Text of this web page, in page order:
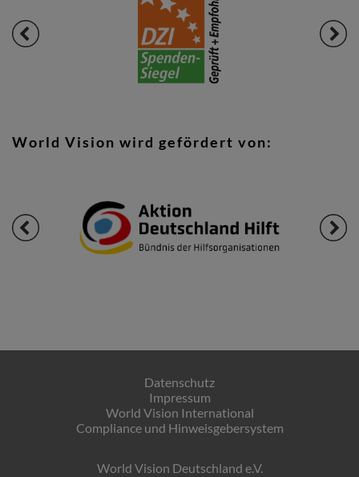
World Vision wird gefördert von:
Datenschutz
Impressum
World Vision International
Compliance und Hinweisgebersystem
World Vision Deutschland e.V.